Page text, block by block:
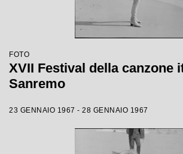
FOTO
XVII Festival della canzone
Sanremo
23 GENNAIO 1967 - 28 GENNAIO 1967